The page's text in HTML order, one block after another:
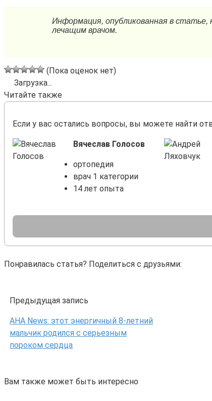
(Пока оценок нет)
Загрузка...
Читайте также
Если у вас остались вопросы, вы можете найти
Вячеслав Голосов
ортопедия
врач 1 категории
14 лет опыта
Понравилась статья? Поделиться с друзьями:
Предыдущая запись
AHA News: этот энергичный 8-летний
мальчик родился с серьезным
пороком сердца
Вам также может быть интересно